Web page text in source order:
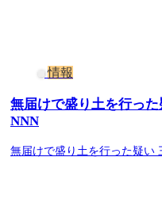
情報
無届けで盛り土を行っ
NNN
無届けで盛り土を行った疑い